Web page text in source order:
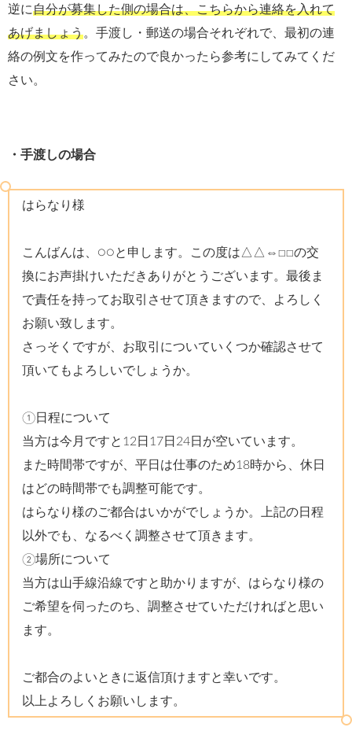
逆に自分が募集した側の場合は、こちらから連絡を入れて
あげましょう。手渡し・郵送の場合それぞれで、最初の連
絡の例文を作ってみたので良かったら参考にしてみてくだ
さい。
・手渡しの場合
はらなり様
こんばんは、○○と申します。この度は△△⇔□□の交
換にお声掛けいただきありがとうございます。最後ま
で責任を持ってお取引させて頂きますので、よろしく
お願い致します。
さっそくですが、お取引についていくつか確認させて
頂いてもよろしいでしょうか。
①日程について
当方は今月ですと12日17日24日が空いています。
また時間帯ですが、平日は仕事のため18時から、休日
はどの時間帯でも調整可能です。
はらなり様のご都合はいかがでしょうか。上記の日程
以外でも、なるべく調整させて頂きます。
②場所について
当方は山手線沿線ですと助かりますが、はらなり様の
ご希望を伺ったのち、調整させていただければと思い
ます。
ご都合のよいときに返信頂けますと幸いです。
以上よろしくお願いします。